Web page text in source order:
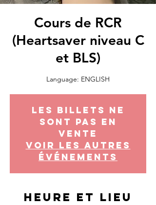
Cours de RCR
(Heartsaver niveau C
et BLS)
Language: ENGLISH
Les billets ne
sont pas en
vente
Voir les autres
événements
Heure et lieu